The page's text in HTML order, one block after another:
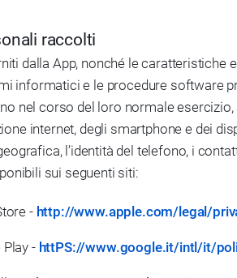
raccolti
dalla App, nonché le caratteristiche
informatici e le procedure software
nel corso del loro normale
internet, degli smartphone e dei
l’identità del telefono, i
sui seguenti siti:
- http://www.apple.com/legal/
- httPS://www.google.it/intl/it/